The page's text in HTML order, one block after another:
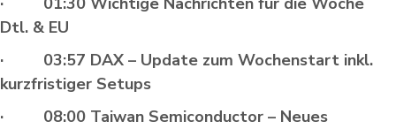
Dtl. & EU
· 03:57 DAX – Update zum Wochenstart inkl.
kurzfristiger Setups
· 08:00 Taiwan Semiconductor – Neues